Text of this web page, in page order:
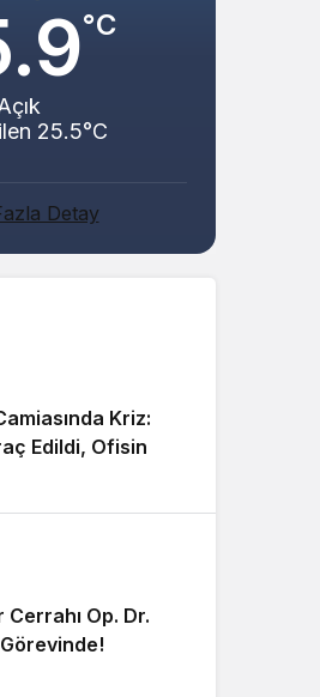
°C
25.5°C
Detay
Mutlu Günü!
Kriz:
Edildi, Ofisin
Büyüyor!
Cerrahı Op. Dr.